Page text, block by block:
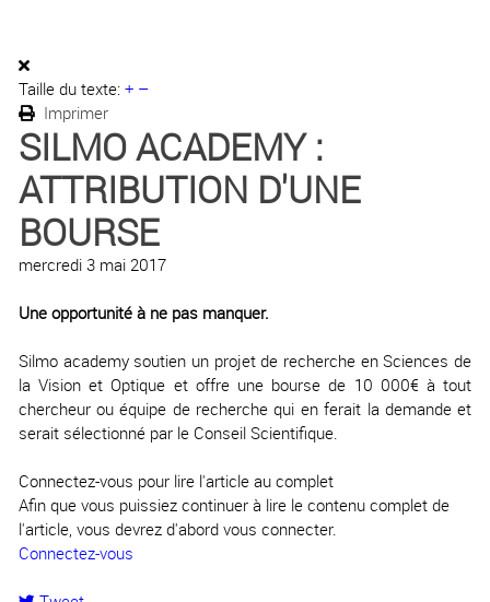
Taille du texte: + –
Imprimer
SILMO ACADEMY :
ATTRIBUTION D'UNE
BOURSE
mercredi 3 mai 2017
Une opportunité à ne pas manquer.
Silmo academy soutien un projet de recherche en Sciences de
la Vision et Optique et offre une bourse de 10 000€ à tout
chercheur ou équipe de recherche qui en ferait la demande et
serait sélectionné par le Conseil Scientifique.
Connectez-vous pour lire l'article au complet
Afin que vous puissiez continuer à lire le contenu complet de
l'article, vous devrez d'abord vous connecter.
Connectez-vous